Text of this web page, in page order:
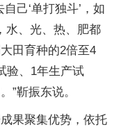
己‘单打独斗’，如
水、光、热、肥都
田育种的2倍至4
验、1年生产试
”靳振东说。
果聚集优势，依托